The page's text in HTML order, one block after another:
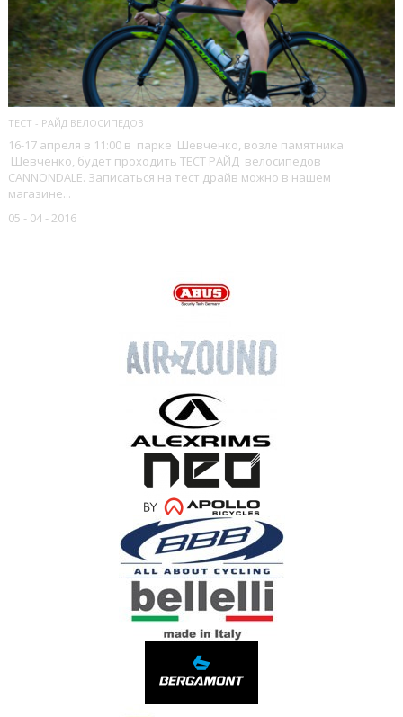
ТЕСТ - РАЙД ВЕЛОСИПЕДОВ
16-17 апреля в 11:00 в парке Шевченко, возле памятника
Шевченко, будет проходить ТЕСТ РАЙД велосипедов
CANNONDALE. Записаться на тест драйв можно в нашем
магазине...
05 - 04 - 2016